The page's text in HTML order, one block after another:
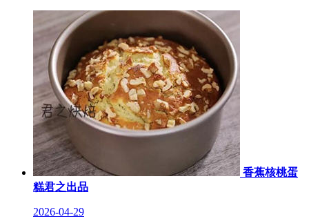
香蕉核桃蛋
糕君之出品
2026-04-29